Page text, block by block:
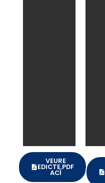
VEURE
EDICTE.PDF
ACÍ